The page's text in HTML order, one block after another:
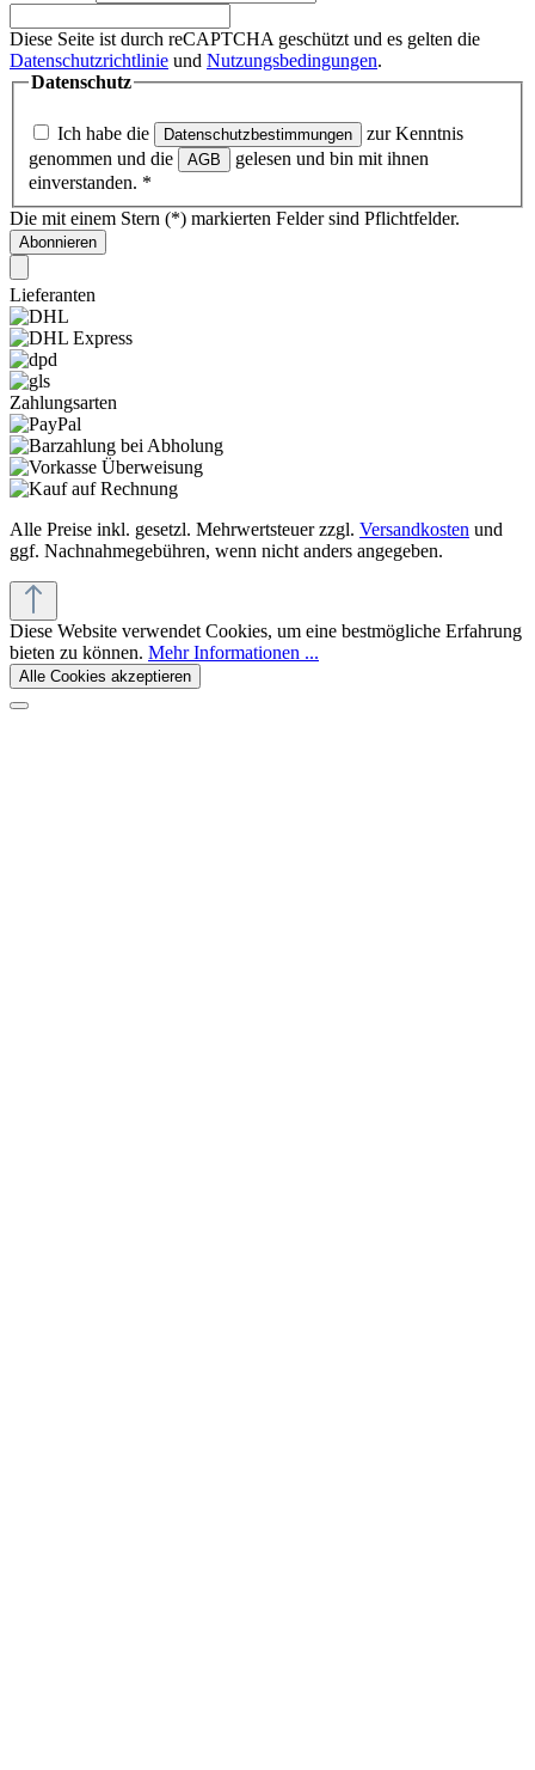
Diese Seite ist durch reCAPTCHA geschützt und es gelten die
Datenschutzrichtlinie und Nutzungsbedingungen.
Datenschutz
Ich habe die Datenschutzbestimmungen
zur Kenntnis
genommen und die
AGB
gelesen und bin mit ihnen
einverstanden. *
Die mit einem Stern (*) markierten Felder sind Pflichtfelder.
Abonnieren
Lieferanten
Zahlungsarten
Alle Preise inkl. gesetzl. Mehrwertsteuer zzgl. Versandkosten und
ggf. Nachnahmegebühren, wenn nicht anders angegeben.
Diese Website verwendet Cookies, um eine bestmögliche Erfahrung
bieten zu können. Mehr Informationen ...
Alle Cookies akzeptieren